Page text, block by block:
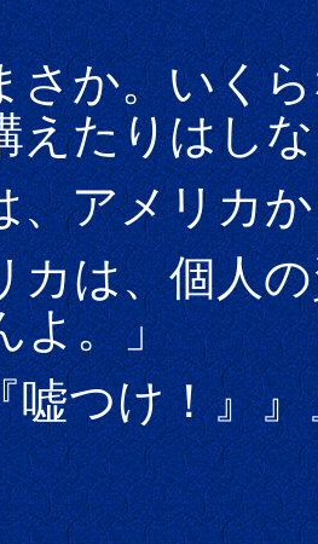
か。いくら
えたりはし
アメリカか
は、個人の
よ。」
つけ！』』